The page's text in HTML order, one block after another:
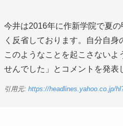
今井は2016年に作新学院で夏
く反省しております。自分自
このようなことを起こさない
せんでした」とコメントを発表
引用元: https://headlines.yahoo.co.jp/